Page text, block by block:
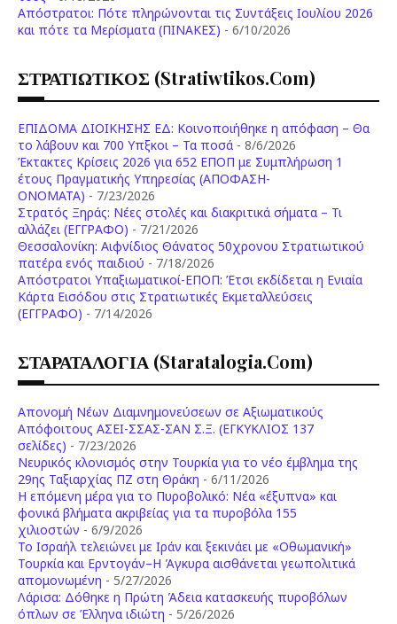
Aπόστρατοι: Πότε πληρώνονται τις Συντάξεις Ιουλίου 2026
και πότε τα Μερίσματα (ΠΙΝΑΚΕΣ) - 6/10/2026
ΣΤΡΑΤΙΩΤΙΚΟΣ (stratiwtikos.com)
ΕΠΙΔΟΜΑ ΔΙΟΙΚΗΣΗΣ ΕΔ: Κοινοποιήθηκε η απόφαση – Θα
το λάβουν και 700 Υπξκοι – Τα ποσά - 8/6/2026
Έκτακτες Κρίσεις 2026 για 652 ΕΠΟΠ με Συμπλήρωση 1
έτους Πραγματικής Υπηρεσίας (ΑΠΟΦΑΣΗ-
ONOMATA) - 7/23/2026
Στρατός Ξηράς: Νέες στολές και διακριτικά σήματα – Τι
αλλάζει (ΕΓΓΡΑΦΟ) - 7/21/2026
Θεσσαλονίκη: Αιφνίδιος Θάνατος 50χρονου Στρατιωτικού
πατέρα ενός παιδιού - 7/18/2026
Απόστρατοι Υπαξιωματικοί-ΕΠΟΠ: Έτσι εκδίδεται η Ενιαία
Κάρτα Εισόδου στις Στρατιωτικές Εκμεταλλεύσεις
(ΕΓΓΡΑΦΟ) - 7/14/2026
ΣΤΑΡΑΤΑΛΟΓΙΑ (staratalogia.com)
Απονομή Νέων Διαμνημονεύσεων σε Αξιωματικούς
Απόφοιτους ΑΣΕΙ-ΣΣΑΣ-ΣΑΝ Σ.Ξ. (ΕΓΚΥΚΛΙΟΣ 137
σελίδες) - 7/23/2026
Νευρικός κλονισμός στην Τουρκία για το νέο έμβλημα της
29ης Ταξιαρχίας ΠΖ στη Θράκη - 6/11/2026
Η επόμενη μέρα για το Πυροβολικό: Νέα «έξυπνα» και
φονικά βλήματα ακριβείας για τα πυροβόλα 155
χιλιοστών - 6/9/2026
Το Ισραήλ τελειώνει με Ιράν και ξεκινάει με «Οθωμανική»
Τουρκία και Ερντογάν–Η Άγκυρα αισθάνεται γεωπολιτικά
απομονωμένη - 5/27/2026
Λάρισα: Δόθηκε η Πρώτη Άδεια κατασκευής πυροβόλων
όπλων σε Έλληνα ιδιώτη - 5/26/2026